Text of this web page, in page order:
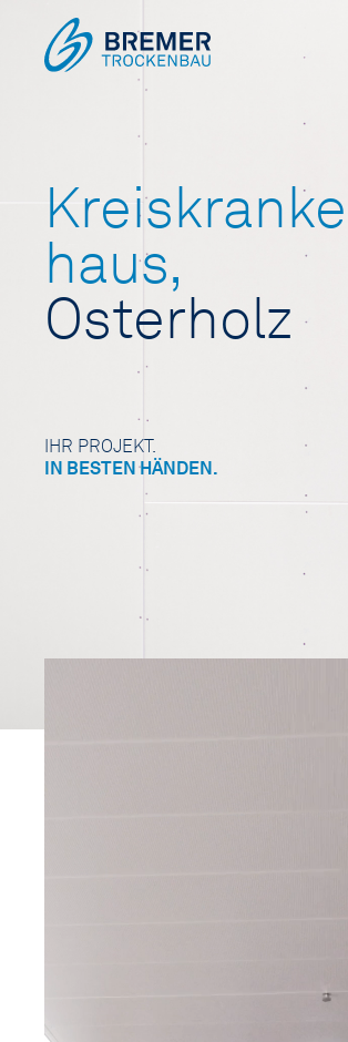
haus,
Osterholz
IHR PROJEKT.
IN BESTEN HÄNDEN.